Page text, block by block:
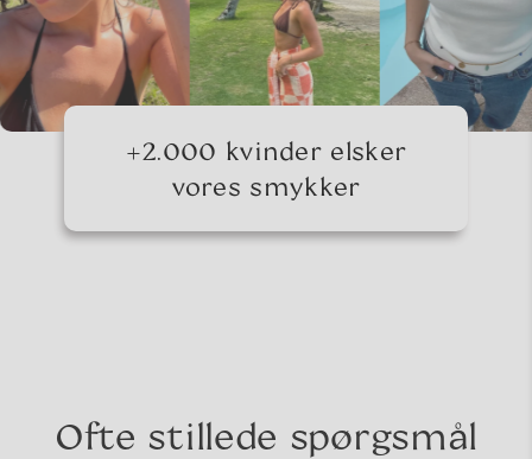
+2.000 kvinder elsker
vores smykker
Ofte stillede spørgsmål